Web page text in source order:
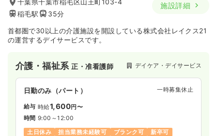
稲毛駅
35分
施設詳細
首都圏で30以上の介護施設を開設している株式会社レイクス21
の運営するデイサービスです。
介護・福祉系正・准看護師 デイケア・デイサービス
日勤のみ（パート） 一時募集休止
給与 時給1,600円〜
時間 9:00～12:00
土日休み
担当業務未経験可 ブランク可
新卒可